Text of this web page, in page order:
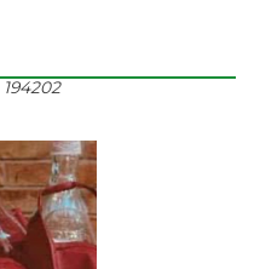
194202